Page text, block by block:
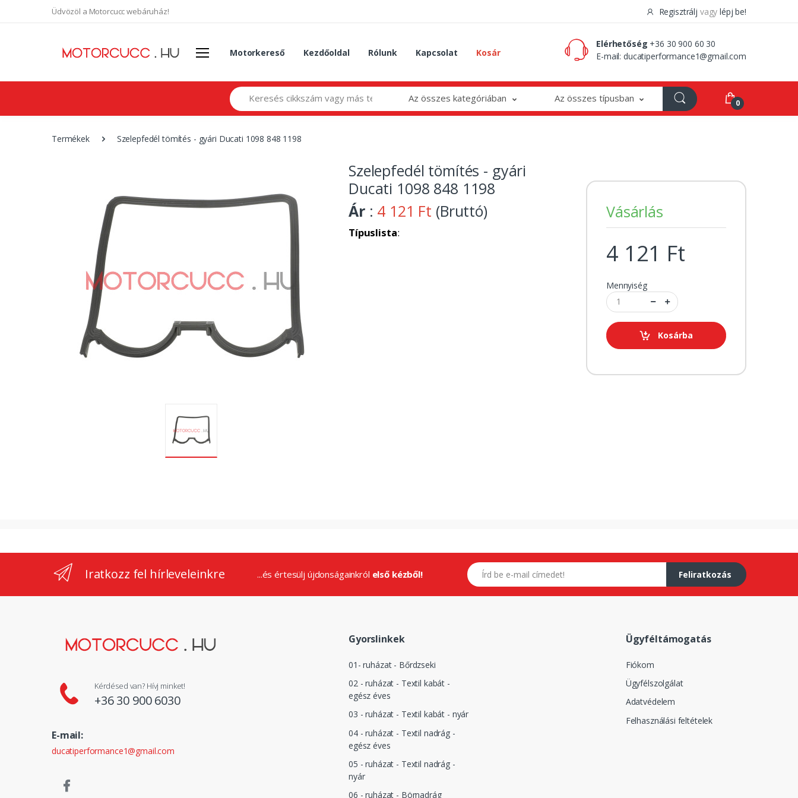
Üdvözöl a Motorcucc webáruház! Regisztrálj vagy lépj be!
Motorkereső Kezdőoldal Rólunk Kapcsolat Kosár
Elérhetőség +36 30 900 60 30
E-mail:ducatiperformance1@gmail.com
Search Az összes kategóriában Az összes típusban 0
Termékek Szelepfedél tömítés - gyári Ducati 1098 848 1198
Szelepfedél tömítés - gyári
Ducati 1098 848 1198
Ár : 4 121 Ft (Bruttó)
Típuslista:
Vásárlás
4 121 Ft
Mennyiség
Kosárba
Iratkozz fel hírleveleinkre ...és értesülj újdonságainkról első kézből!
E-mail címed
Feliratkozás
Kérdésed van? Hívj minket!
+36 30 900 6030
E-mail:
ducatiperformance1@gmail.com
Gyorslinkek
01- ruházat - Bőrdzseki
02 - ruházat - Textil kabát -
egész éves
03 - ruházat - Textil kabát - nyár
04 - ruházat - Textil nadrág -
egész éves
05 - ruházat - Textil nadrág -
nyár
06 - ruházat - Börnadrág
Ügyféltámogatás
Fiókom
Ügyfélszolgálat
Adatvédelem
Felhasználási feltételek